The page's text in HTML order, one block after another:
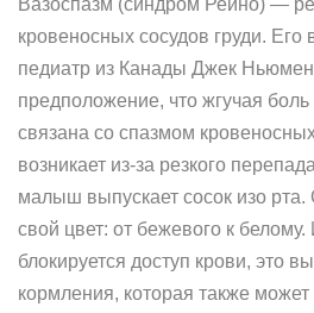
Вазоспазм (синдром Рейно) —
кровеносных сосудов груди.
педиатр из Канады Джек
предположение, что жгучая
связана со спазмом
возникает из-за резкого
малыш выпускает сосок изо рта.
свой цвет: от бежевого к белому.
блокируется доступ крови, это
кормления, которая также